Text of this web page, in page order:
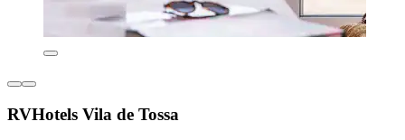
RVHotels Vila de Tossa